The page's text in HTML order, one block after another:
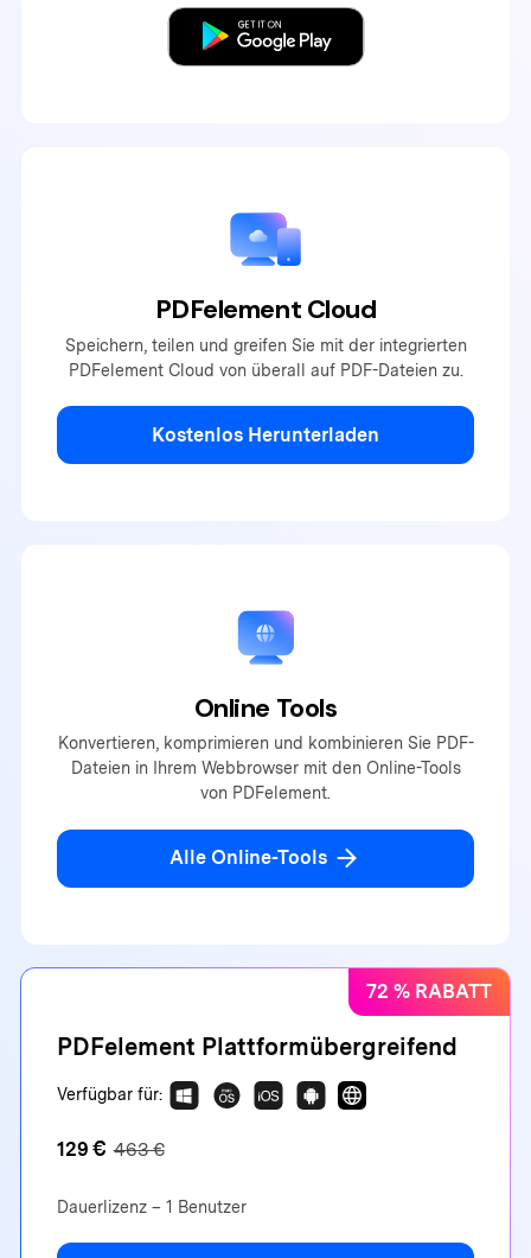
PDFelement Cloud
Speichern, teilen und greifen Sie mit der integrierten
PDFelementCloud von überall auf PDF-Dateien zu.
Kostenlos Herunterladen
Online Tools
Konvertieren, komprimieren und kombinieren Sie PDF-
Dateien in Ihrem Webbrowser mit den Online-Tools
von PDFelement.
Alle Online-Tools
72 % RABATT
PDFelement Plattformübergreifend
Verfügbar für:
129 € 463 €
Dauerlizenz – 1 Benutzer